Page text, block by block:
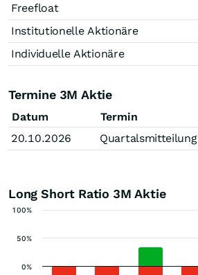
Freefloat
Institutionelle Aktionäre
Individuelle Aktionäre
Termine 3M Aktie
Datum
Termin
20.10.2026
Quartalsmitteilung
Long Short Ratio 3M Aktie
0%
50%
100%